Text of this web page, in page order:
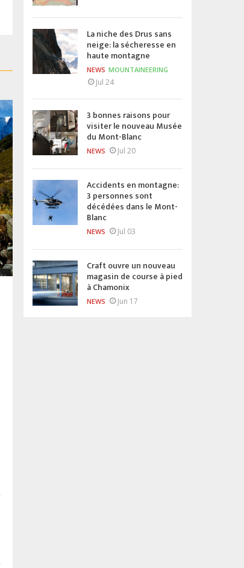
La niche des Drus sans
neige: la sécheresse en
haute montagne
NEWS MOUNTAINEERING
Jul 24
3 bonnes raisons pour
visiter le nouveau Musée
du Mont-Blanc
NEWS Jul 20
Accidents en montagne:
3 personnes sont
décédées dans le Mont-
Blanc
NEWS Jul 03
Craft ouvre un nouveau
magasin de course à pied
à Chamonix
NEWS Jun 17